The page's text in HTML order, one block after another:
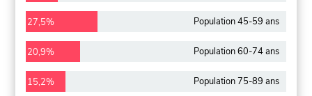
27,5% Population 45-59 ans
20,9% Population 60-74 ans
15,2% Population 75-89 ans